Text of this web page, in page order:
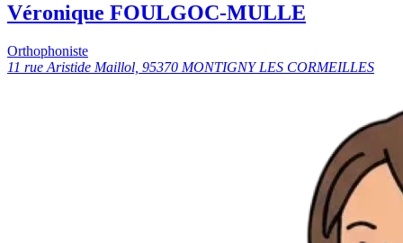
Véronique FOULGOC-MULLE
Orthophoniste
11 rue Aristide Maillol, 95370 MONTIGNY LES CORMEILLES